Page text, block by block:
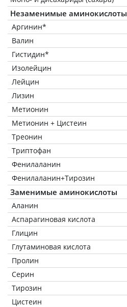
Незаменимые аминокислоты
Аргинин*
Валин
Гистидин*
Изолейцин
Лейцин
Лизин
Метионин
Метионин + Цистеин
Треонин
Триптофан
Фенилаланин
Фенилаланин+Тирозин
Заменимые аминокислоты
Аланин
Аспарагиновая кислота
Глицин
Глутаминовая кислота
Пролин
Серин
Тирозин
Цистеин